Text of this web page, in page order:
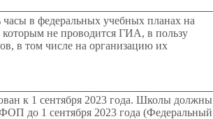
в федеральных учебных планах на
не проводится ГИА, в пользу
в том числе на организацию их
к 1 сентября 2023 года. Школы должны
до 1 сентября 2023 года (Федеральный